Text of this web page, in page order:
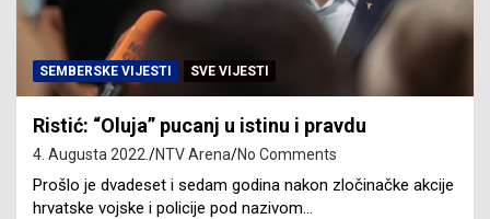
SEMBERSKE VIJESTI SVE VIJESTI
Ristić: “Oluja” pucanj u istinu i pravdu
4. Augusta 2022. NTV Arena No Comments
Prošlo je dvadeset i sedam godina nakon zločinačke akcije
hrvatske vojske i policije pod nazivom…